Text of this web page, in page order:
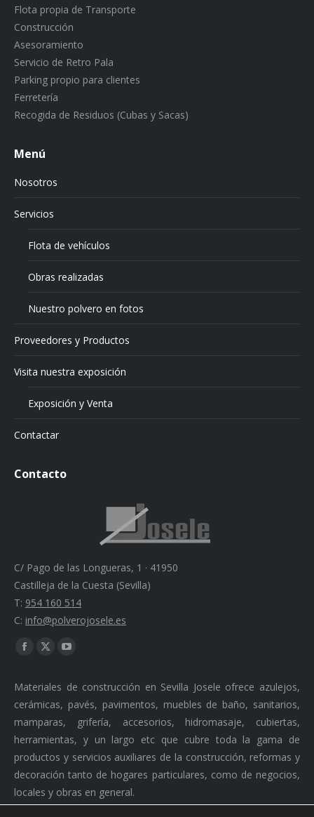
Flota propia de Transporte
Construcción
Asesoramiento
Servicio de Retro Pala
Parking propio para clientes
Ferretería
Recogida de Residuos (Cubas y Sacas)
Menú
Nosotros
Servicios
Flota de vehículos
Obras realizadas
Nuestro polvero en fotos
Proveedores y Productos
Visita nuestra exposición
Exposición y Venta
Contactar
Contacto
C/ Pago de las Longueras, 1 · 41950
Castilleja de la Cuesta (Sevilla)
T: 954 160 514
C: info@polverojosele.es
Find us on:
Facebook
opens
in
new
window
X
opens
in
new
window
YouTube
opens
in
new
window
Materiales de construcción en Sevilla Josele ofrece azulejos,
cerámicas, pavés, pavimentos, muebles de baño, sanitarios,
mamparas, grifería, accesorios, hidromasaje, cubiertas,
herramientas, y un largo etc que cubre toda la gama de
productos y servicios auxiliares de la construcción, reformas y
decoración tanto de hogares particulares, como de negocios,
locales y obras en general.